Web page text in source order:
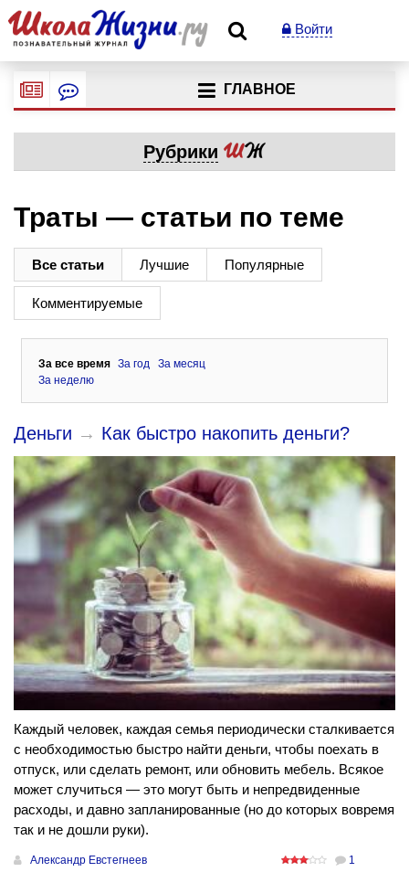
Войти
ГЛАВНОЕ
Рубрики
Траты — статьи по теме
Все статьи Лучшие Популярные
Комментируемые
За все время За год
За месяц
За неделю
Деньги → Как быстро накопить деньги?
Каждый человек, каждая семья периодически сталкивается
с необходимостью быстро найти деньги, чтобы поехать в
отпуск, или сделать ремонт, или обновить мебель. Всякое
может случиться — это могут быть и непредвиденные
расходы, и давно запланированные (но до которых вовремя
так и не дошли руки).
Александр Евстегнеев 1